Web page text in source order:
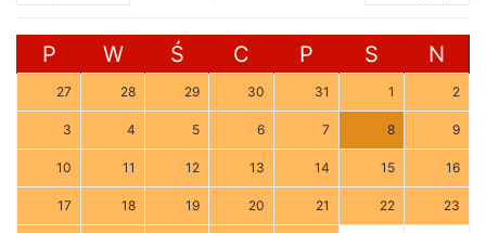
P W Ś C P S N
27 28 29 30 31 1 2
3 4 5 6 7 8 9
10 11 12 13 14 15 16
17 18 19 20 21 22 23